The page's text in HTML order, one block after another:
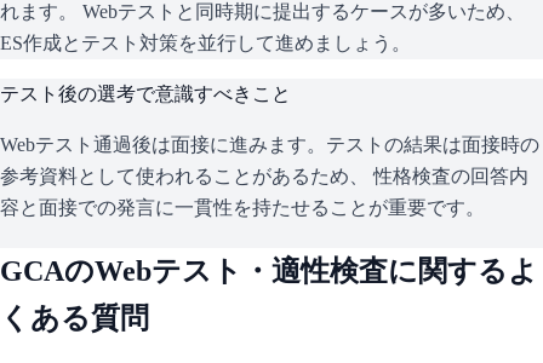
れます。 Webテストと同時期に提出するケースが多いため、
ES作成とテスト対策を並行して進めましょう。
テスト後の選考で意識すべきこと
Webテスト通過後は面接に進みます。テストの結果は面接時の
参考資料として使われることがあるため、 性格検査の回答内
容と面接での発言に一貫性を持たせることが重要です。
GCAのWebテスト・適性検査に関するよ
くある質問